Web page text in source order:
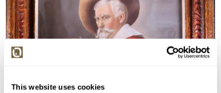
This website uses cookies